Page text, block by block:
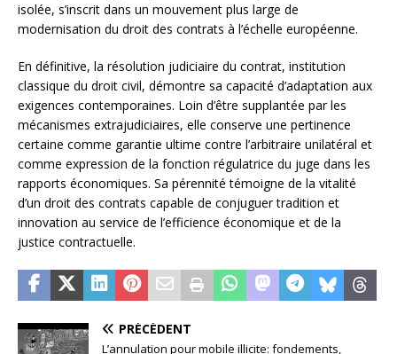
isolée, s’inscrit dans un mouvement plus large de
modernisation du droit des contrats à l’échelle européenne.
En définitive, la résolution judiciaire du contrat, institution
classique du droit civil, démontre sa capacité d’adaptation aux
exigences contemporaines. Loin d’être supplantée par les
mécanismes extrajudiciaires, elle conserve une pertinence
certaine comme garantie ultime contre l’arbitraire unilatéral et
comme expression de la fonction régulatrice du juge dans les
rapports économiques. Sa pérennité témoigne de la vitalité
d’un droit des contrats capable de conjuguer tradition et
innovation au service de l’efficience économique et de la
justice contractuelle.
PRÉCÉDENT
L’annulation pour mobile illicite: fondements,